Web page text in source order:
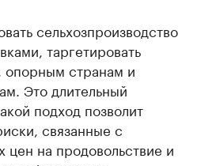
сельхозпроизводство
таргетировать
странам и
Это длительный
подход позволит
связанные с
на продовольствие и